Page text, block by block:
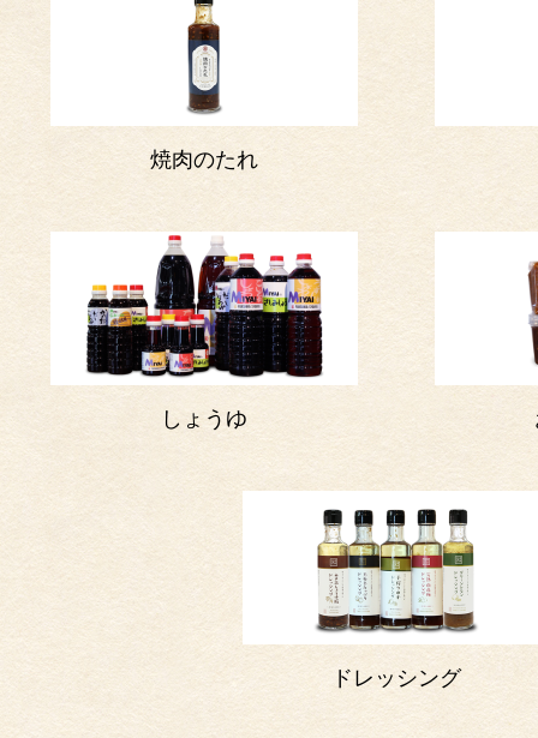
焼肉のたれ
しょうゆ
ドレッシング